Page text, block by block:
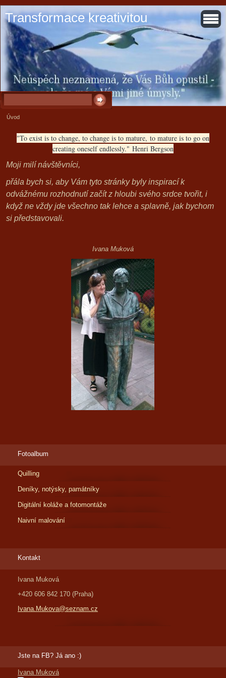
Transformace kreativitou
Úvod
"To exist is to change, to change is to mature, to mature is to go on
creating oneself endlessly." Henri Bergson
Moji milí návštěvníci,
přála bych si, aby Vám tyto stránky byly inspirací k
odvážnému rozhodnutí začít z hloubi svého srdce tvořit, i
když ne vždy jde všechno tak lehce a splavně, jak bychom
si představovali.
Ivana Muková
Fotoalbum
Quilling
Deníky, notýsky, památníky
Digitální koláže a fotomontáže
Naivní malování
Kontakt
Ivana Muková
+420 606 842 170 (Praha)
Ivana.Mukova@seznam.cz
Jste na FB? Já ano :)
Ivana Muková